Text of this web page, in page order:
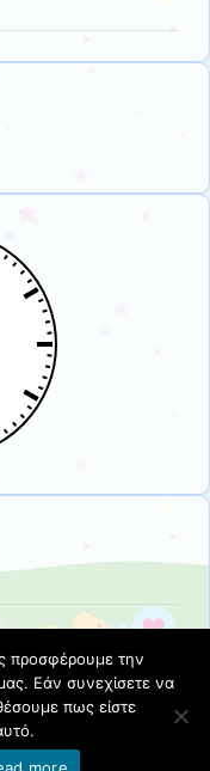
ΠΣΔ
προσφέρουμε την
Εάν συνεχίσετε να
πως είστε
more